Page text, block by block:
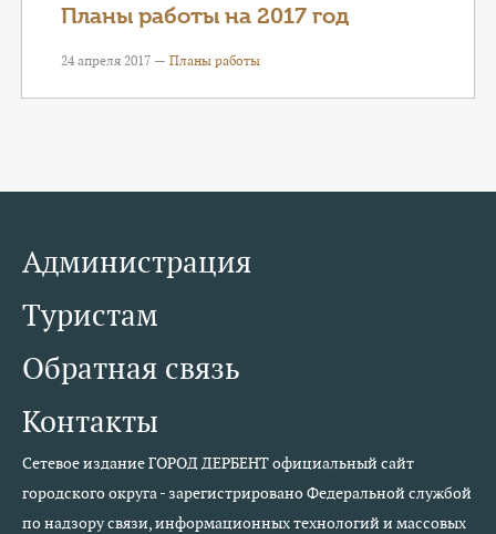
ТАРИФЫ
СЛУЖБА ПО КОНТРАКТУ
Планы работы на 2017 год
24 апреля 2017 — Планы работы
Администрация
Туристам
Обратная связь
Контакты
Сетевое издание ГОРОД ДЕРБЕНТ официальный сайт
городского округа - зарегистрировано Федеральной службой
по надзору связи, информационных технологий и массовых